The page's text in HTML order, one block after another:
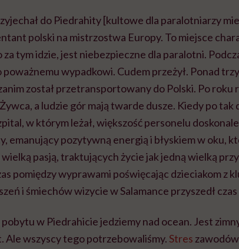
do Piedrahity [kultowe dla paralotniarzy
polski na mistrzostwa Europy. To miejsce
za tym idzie, jest niebezpieczne dla paralotni.
poważnemu wypadkowi. Cudem przeżył. Ponad
został przetransportowany do Polski. Po
a ludzie gór mają twarde dusze. Kiedy po tak
w którym leżał, większość personelu
emanujący pozytywną energią i błyskiem w oku,
pasją, traktujących życie jak jedną wielką
pomiędzy wyprawami poświęcając dzieciakom z
i śmiechów wizycie w Salamance przyszedł
w Piedrahicie jedziemy nad ocean. Jest
Ale wszyscy tego potrzebowaliśmy. Stres